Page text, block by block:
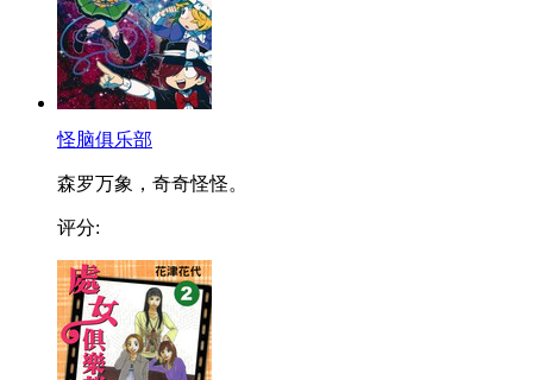
怪脑俱乐部
森罗万象，奇奇怪怪。
评分: